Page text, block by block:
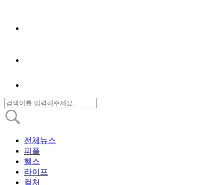
전체뉴스
피플
헬스
라이프
컬처